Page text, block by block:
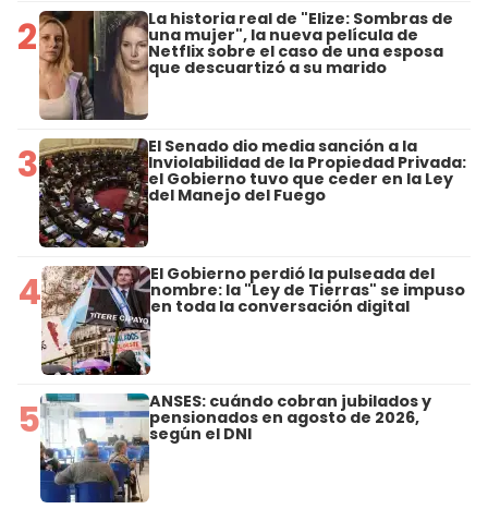
2 La historia real de "Elize: Sombras de
una mujer", la nueva película de
Netflix sobre el caso de una esposa
que descuartizó a su marido
3 El Senado dio media sanción a la
Inviolabilidad de la Propiedad Privada:
el Gobierno tuvo que ceder en la Ley
del Manejo del Fuego
4 El Gobierno perdió la pulseada del
nombre: la "Ley de Tierras" se impuso
en toda la conversación digital
5 ANSES: cuándo cobran jubilados y
pensionados en agosto de 2026,
según el DNI